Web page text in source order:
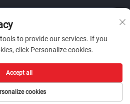
to provide our services. If you
click Personalize cookies.
cookies
Accept all